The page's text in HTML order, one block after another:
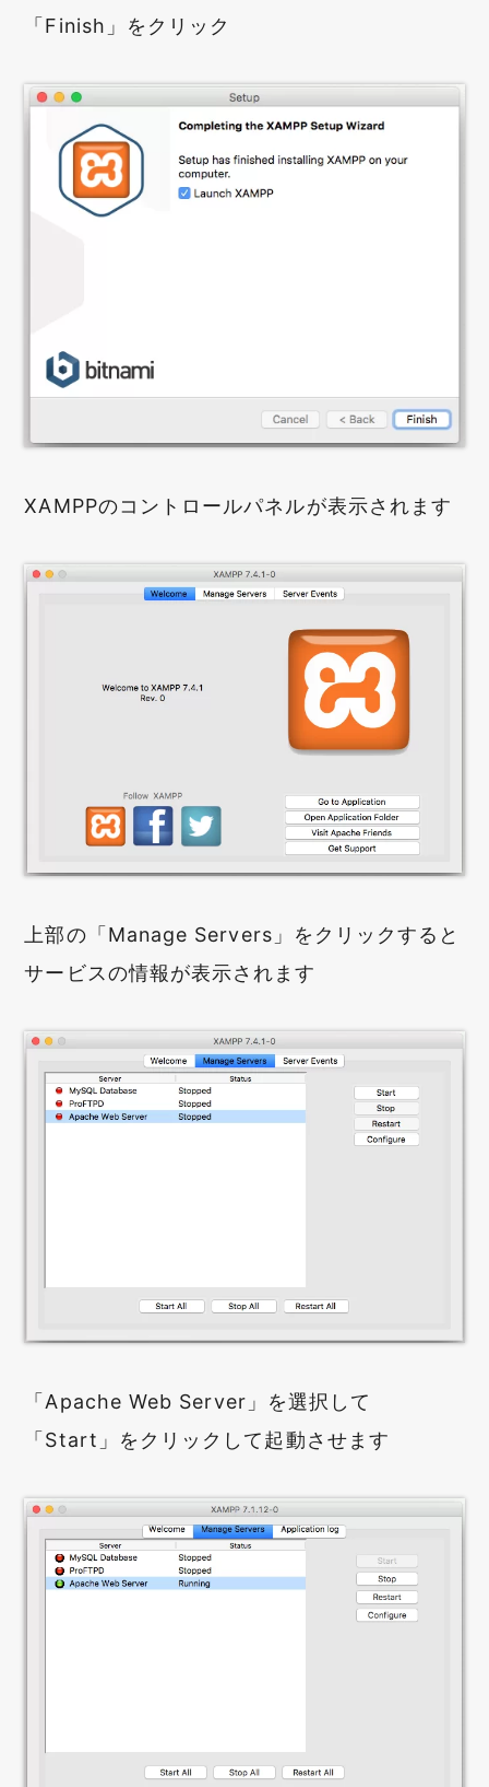
「Finish」をクリック
XAMPPのコントロールパネルが表示されます
上部の「Manage Servers」をクリックすると
サービスの情報が表示されます
「Apache Web Server」を選択して
「Start」をクリックして起動させます